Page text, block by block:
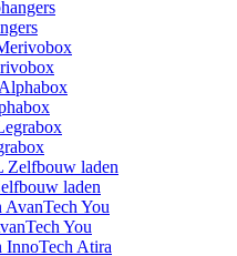
laden
You